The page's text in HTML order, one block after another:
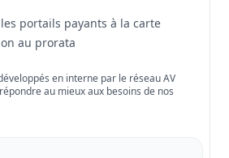
portails payants à la carte
au prorata
en interne par le réseau AV
au mieux aux besoins de nos